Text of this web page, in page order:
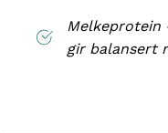
gir balansert